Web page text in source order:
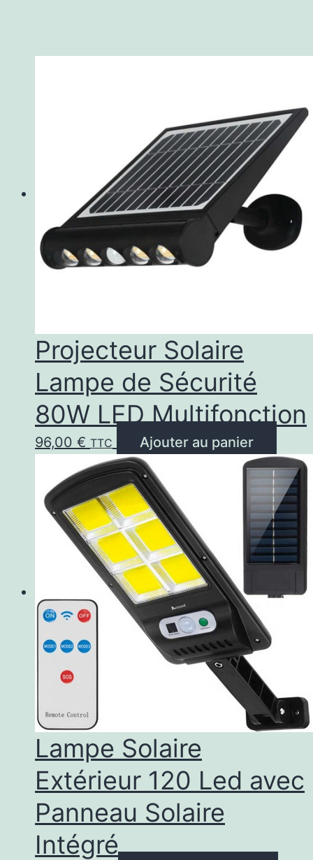
Projecteur Solaire
Lampe de Sécurité
80W LED Multifonction
96,00 € TTC Ajouter au panier
Lampe Solaire
Extérieur 120 Led avec
Panneau Solaire
Intégré